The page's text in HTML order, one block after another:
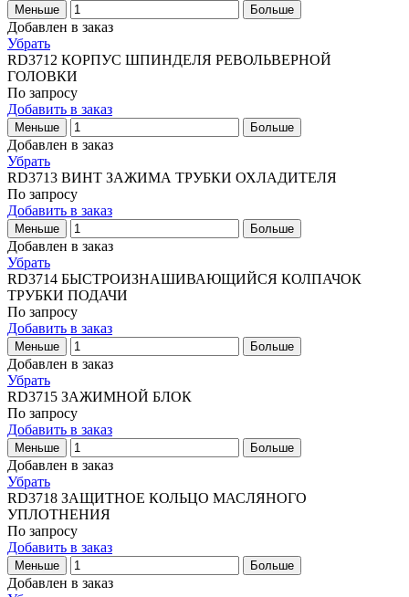
Меньше Больше
Добавлен в заказ
Убрать
RD3712 КОРПУС ШПИНДЕЛЯ РЕВОЛЬВЕРНОЙ
ГОЛОВКИ
По запросу
Добавить в заказ
Меньше Больше
Добавлен в заказ
Убрать
RD3713 ВИНТ ЗАЖИМА ТРУБКИ ОХЛАДИТЕЛЯ
По запросу
Добавить в заказ
Меньше Больше
Добавлен в заказ
Убрать
RD3714 БЫСТРОИЗНАШИВАЮЩИЙСЯ КОЛПАЧОК
ТРУБКИ ПОДАЧИ
По запросу
Добавить в заказ
Меньше Больше
Добавлен в заказ
Убрать
RD3715 ЗАЖИМНОЙ БЛОК
По запросу
Добавить в заказ
Меньше Больше
Добавлен в заказ
Убрать
RD3718 ЗАЩИТНОЕ КОЛЬЦО МАСЛЯНОГО
УПЛОТНЕНИЯ
По запросу
Добавить в заказ
Меньше Больше
Добавлен в заказ